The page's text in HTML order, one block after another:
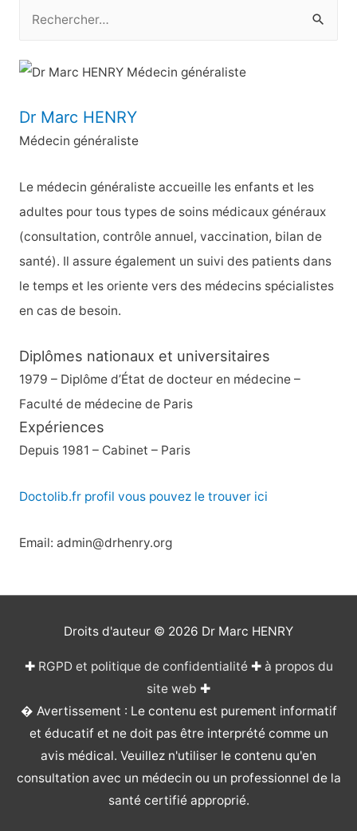
c
e
r
h
e
r
:
Dr Marc HENRY
Médecin généraliste
Le médecin généraliste accueille les enfants et les
adultes pour tous types de soins médicaux généraux
(consultation, contrôle annuel, vaccination, bilan de
santé). Il assure également un suivi des patients dans
le temps et les oriente vers des médecins spécialistes
en cas de besoin.
Diplômes nationaux et universitaires
1979 – Diplôme d’État de docteur en médecine –
Faculté de médecine de Paris
Expériences
Depuis 1981 – Cabinet – Paris
Doctolib.fr profil vous pouvez le trouver ici
Email: admin@drhenry.org
Droits d'auteur © 2026 Dr Marc HENRY
✚ RGPD et politique de confidentialité✚ à propos du
site web ✚
� Avertissement : Le contenu est purement informatif
et éducatif et ne doit pas être interprété comme un
avis médical. Veuillez n'utiliser le contenu qu'en
consultation avec un médecin ou un professionnel de la
santé certifié approprié.